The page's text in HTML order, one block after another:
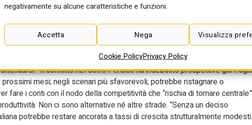
negativamente su alcune caratteristiche e funzioni.
Accetta Nega Visualizza
Cookie PolicyPrivacy Policy
affrontare le debolezze che la
italiana che aveva mostrato “una significativa capacità di tenuta”
“Il conflitto nel Golfo Persico ha indebolito prospettive già
prossimi mesi; negli scenari più sfavorevoli, potrebbe ristagnare o
fare i conti con il nodo della competitività che “rischia di tornare
Non ci sono alternative né altre strade. “Senza un deciso
potrebbe restare ancorata a tassi di crescita strutturalmente modesti.